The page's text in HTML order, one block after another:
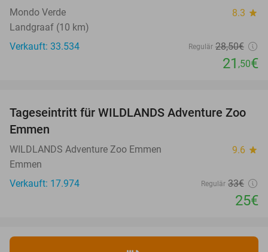
Mondo Verde 8.3 star
Landgraaf (10 km)
Verkauft: 33.534
Regulär 28,50€
21 ,50€
24%
Tageseintritt für WILDLANDS Adventure Zoo
Emmen
WILDLANDS Adventure Zoo Emmen 9.6 star
Emmen
Verkauft: 17.974
Regulär 33€
25€